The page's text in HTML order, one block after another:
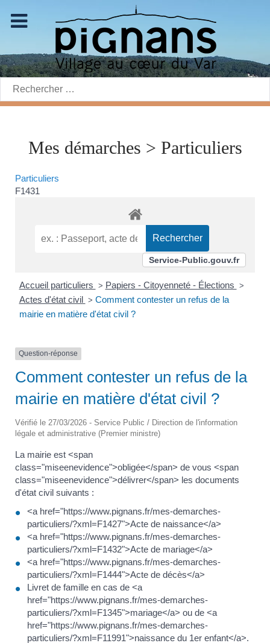
Rechercher:
Mes démarches > Particuliers
Particuliers
F1431
Service-Public.gouv.fr
Accueil particuliers > Papiers - Citoyenneté - Élections >
Actes d'état civil > Comment contester un refus de la
mairie en matière d'état civil ?
Question-réponse
Comment contester un refus de la
mairie en matière d'état civil ?
Vérifié le 27/03/2026 - Service Public / Direction de l'information
légale et administrative (Premier ministre)
La mairie est <span
class="miseenevidence">obligée</span> de vous <span
class="miseenevidence">délivrer</span> les documents
d'état civil suivants :
<a href="https://www.pignans.fr/mes-demarches-
particuliers/?xml=F1427">Acte de naissance</a>
<a href="https://www.pignans.fr/mes-demarches-
particuliers/?xml=F1432">Acte de mariage</a>
<a href="https://www.pignans.fr/mes-demarches-
particuliers/?xml=F1444">Acte de décès</a>
Livret de famille en cas de <a
href="https://www.pignans.fr/mes-demarches-
particuliers/?xml=F1345">mariage</a> ou de <a
href="https://www.pignans.fr/mes-demarches-
particuliers/?xml=F11991">naissance du 1er enfant</a>.